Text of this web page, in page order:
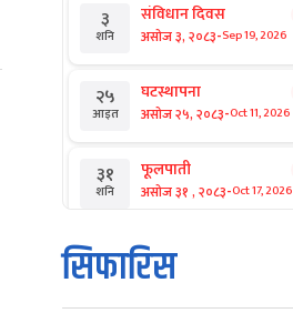
३
शनि
संविधान दिवस
असोज ३, २०८३-Sep 19, 2026
२५
आइत
घटस्थापना
असोज २५, २०८३-Oct 11, 2026
३१
शनि
फूलपाती
असोज ३१ , २०८३-Oct 17, 2026
१
आइत
कार्तिक सङ्क्रान्ति
कार्तिक १, २०८३
सिफारिस